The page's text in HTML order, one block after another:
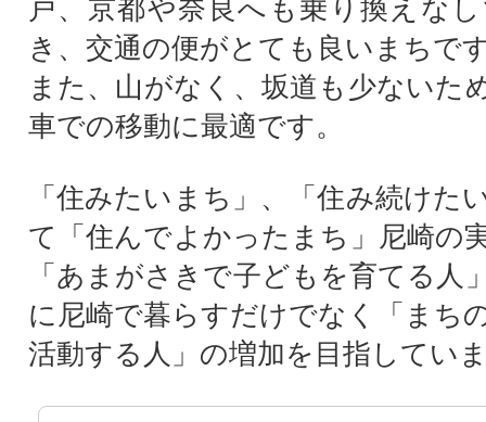
戸、京都や奈良へも乗り換えな
き、交通の便がとても良いまちで
また、山がなく、坂道も少ないた
車での移動に最適です。
「住みたいまち」、「住み続けた
て「住んでよかったまち」尼崎の
「あまがさきで子どもを育てる人
に尼崎で暮らすだけでなく「まち
活動する人」の増加を目指してい